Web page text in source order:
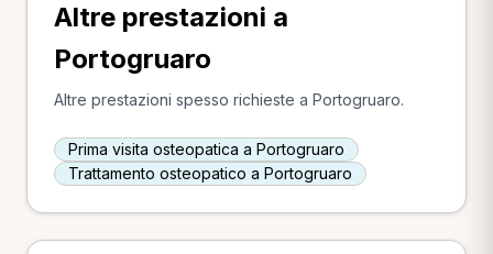
Altre prestazioni a
Portogruaro
Altre prestazioni spesso richieste a Portogruaro.
Prima visita osteopatica a Portogruaro
Trattamento osteopatico a Portogruaro